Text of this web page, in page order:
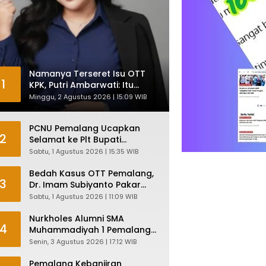
1
Namanya Terseret Isu OTT
KPK, Putri Ambarwati: Itu
Hanya Kesamaan Nama
Minggu, 2 Agustus 2026 | 15:09 WIB
2
PCNU Pemalang Ucapkan
Selamat ke Plt Bupati
Nurkholes: Pemimpin Adalah
Sabtu, 1 Agustus 2026 | 15:35 WIB
3
Bedah Kasus OTT Pemalang,
Dr. Imam Subiyanto Pakar
Hukum Ungkap Teori
Sabtu, 1 Agustus 2026 | 11:09 WIB
Nurkholes Alumni SMA
Muhammadiyah 1 Pemalang
Angkatan 1986 Resmi
Senin, 3 Agustus 2026 | 17:12 WIB